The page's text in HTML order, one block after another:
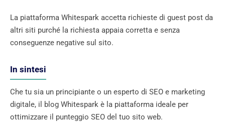
La piattaforma Whitespark accetta richieste di guest post da
altri siti purché la richiesta appaia corretta e senza
conseguenze negative sul sito.
In sintesi
Che tu sia un principiante o un esperto di SEO e marketing
digitale, il blog Whitespark è la piattaforma ideale per
ottimizzare il punteggio SEO del tuo sito web.